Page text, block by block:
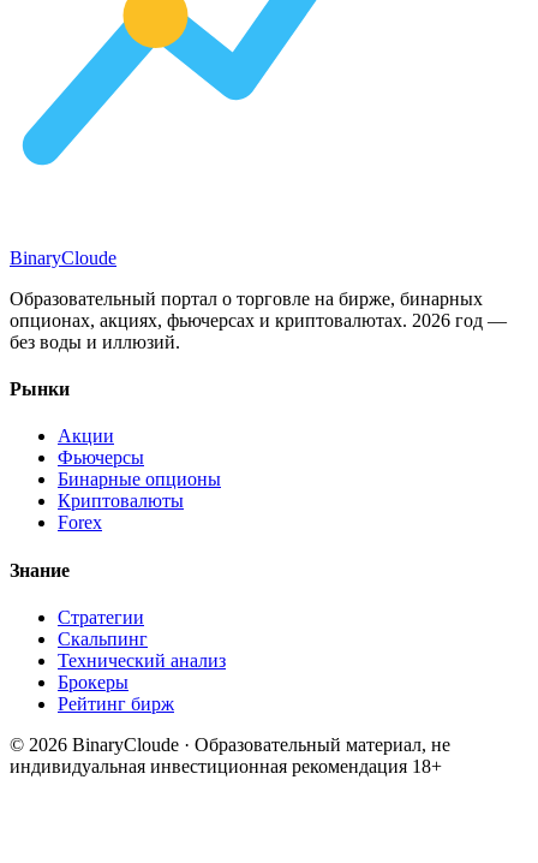
BinaryCloude
Образовательный портал о торговле на бирже, бинарных
опционах, акциях, фьючерсах и криптовалютах. 2026 год —
без воды и иллюзий.
Рынки
Акции
Фьючерсы
Бинарные опционы
Криптовалюты
Forex
Знание
Стратегии
Скальпинг
Технический анализ
Брокеры
Рейтинг бирж
© 2026 BinaryCloude · Образовательный материал, не
индивидуальная инвестиционная рекомендация 18+